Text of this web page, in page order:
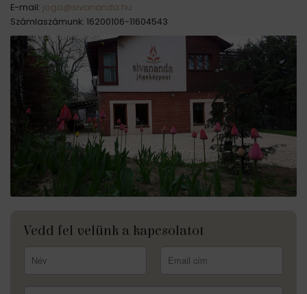
E-mail: joga@sivananda.hu
Számlaszámunk: 16200106-11604543
Vedd fel velünk a kapcsolatot